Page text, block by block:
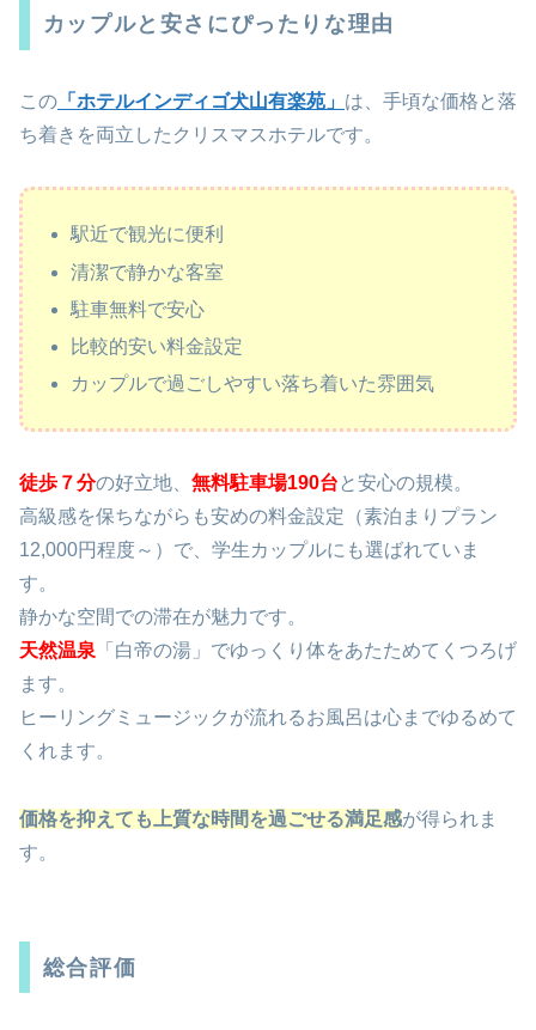
カップルと安さにぴったりな理由
この 「ホテルインディゴ犬山有楽苑」 は、手頃な価格と落
ち着きを両立したクリスマスホテルです。
駅近で観光に便利
清潔で静かな客室
駐車無料で安心
比較的安い料金設定
カップルで過ごしやすい落ち着いた雰囲気
徒歩７分の好立地、 無料駐車場190台 と安心の規模。
高級感を保ちながらも安めの料金設定（素泊まりプラン
12,000円程度～）で、学生カップルにも選ばれていま
す。
静かな空間での滞在が魅力です。
天然温泉 「白帝の湯」でゆっくり体をあたためてくつろげ
ます。
ヒーリングミュージックが流れるお風呂は心までゆるめて
くれます。
価格を抑えても上質な時間を過ごせる満足感が得られま
す。
総合評価